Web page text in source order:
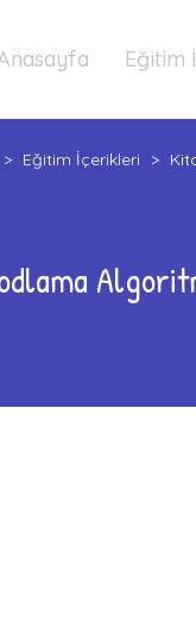
Eğitim
> Eğitim İçerikleri >